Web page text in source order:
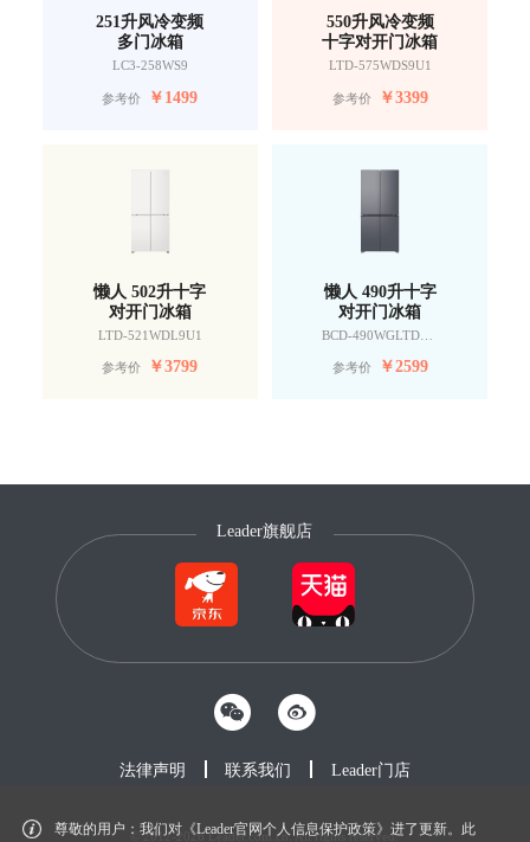
251升风冷变频
多门冰箱
LC3-258WS9
参考价 ￥1499
550升风冷变频
十字对开门冰箱
LTD-575WDS9U1
参考价 ￥3399
懒人 502升十字
对开门冰箱
LTD-521WDL9U1
参考价 ￥3799
懒人 490升十字
对开门冰箱
BCD-490WGLTDD9G9U1
参考价 ￥2599
尊敬的用户：我们对《Leader官网个人信息保护政策》进了更新。此
Leader旗舰店
法律声明 联系我们 Leader门店
© 2012-2026 Leader.com.cn. All rights reserved.